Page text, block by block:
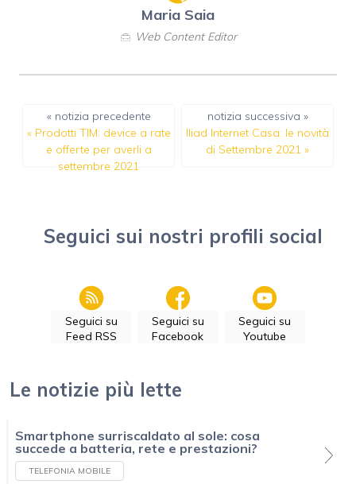
Maria Saia
Web Content Editor
« notizia precedente
« Prodotti TIM: device a rate
e offerte per averli a
settembre 2021
notizia successiva »
Iliad Internet Casa: le novità
di Settembre 2021 »
Seguici sui nostri profili social
Seguici su
Feed RSS
Seguici su
Facebook
Seguici su
Youtube
Le notizie più lette
Smartphone surriscaldato al sole: cosa
succede a batteria, rete e prestazioni?
TELEFONIA MOBILE